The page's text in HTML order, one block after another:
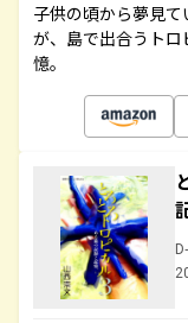
子供の頃から夢見
が、島で出合うト
憶。